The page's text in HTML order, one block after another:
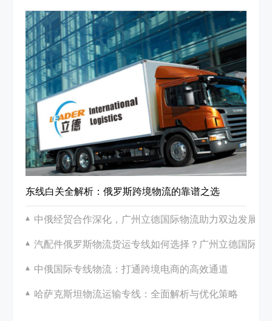
东线白关全解析：俄罗斯跨境物流的靠谱之选
中俄经贸合作深化，广州立德国际物流助力双边发展
汽配件俄罗斯物流货运专线如何选择？广州立德国际物
中俄国际专线物流：打通跨境电商的高效通道
哈萨克斯坦物流运输专线：全面解析与优化策略